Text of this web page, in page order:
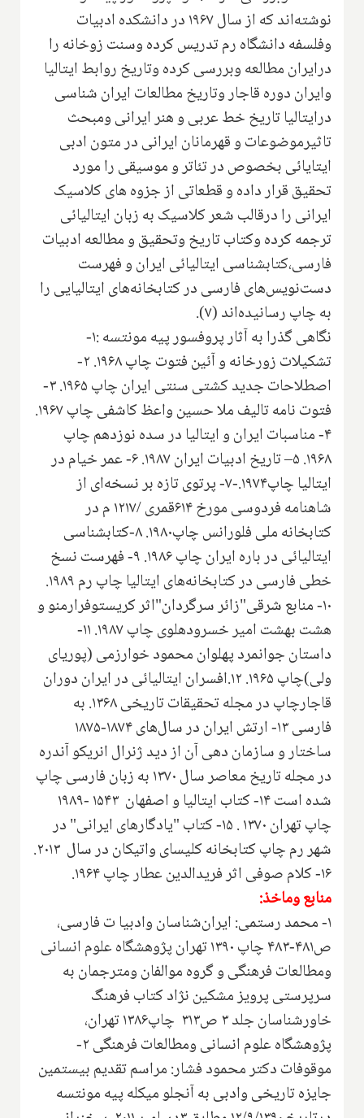
نوشته‌اند که از سال ۱۹۶۷ در دانشکده ادبیات
وفلسفه دانشگاه رم تدریس کرده وسنت زوخانه را
درایران مطالعه وبررسی کرده ‌وتاریخ روابط ایتالیا
وایران دوره قاجار وتاریخ مطالعات ایران شناسی
درایتالیا تاریخ خط عربی و هنر ایرانی‌ ومبحث
تاثیرموضوعات و قهرمانان ایرانی در متون ادبی
ایتایائی بخصوص در تئاتر و موسیقی را ‌مورد
تحقیق قرار داده و قطعاتی از جزوه های کلاسیک
ایرانی را درقالب شعر کلاسیک به زبان ایتالیائی‌
ترجمه کرده وکتاب تاریخ وتحقیق و مطالعه ادبیات
فارسی،کتابشناسی ایتالیائی ایران و فهرست
دست‌نویس‌های فارسی در کتابخانه‌های ایتالیایی را
به چاپ رسانیده‌اند (۷).
نگاهی گذرا به آثار پروفسور‌ پیه مونتسه :۱-
تشکیلات زورخانه و آئین فتوت چاپ ۱۹۶۸. ۲-
اصطلاحات جدید کشتی سنتی ایران چاپ ۱۹۶۵. ۳-
فتوت نامه‌ تالیف ملا حسین واعظ کاشفی چاپ ۱۹۶۷.
۴- مناسبات ایران و ایتالیا در سده نوزدهم چاپ
۱۹۶۸. ۵‌– تاریخ ادبیات ایران ۱۹۸۷. ۶- عمر خیام در
ایتالیا چاپ۱۹۷۴.-۷- پرتوی تازه بر نسخه‌ای از
شاهنامه فردوسی ‌مورخ ۶۱۴قمری /۱۲۱۷ م در
کتابخانه ملی فلورانس چاپ۱۹۸۰. ۸-کتابشناسی
ایتالیائی در باره ایران چاپ ۱۹۸۶. ۹- فهرست نسخ
خطی فارسی در کتابخانه‌های ایتالیا‌ چاپ رم ۱۹۸۹.
۱۰- منابع شرقی"زائر سرگردان"اثر کریستوفرارمنو و
هشت بهشت امیر خسرودهلوی چاپ ۱۹۸۷. ۱۱-
داستان جوانمرد پهلوان محمود خوارزمی (پوریای
ولی)چاپ ۱۹۶۵. ۱۲.افسران ایتالیائی در ایران ‌دوران
قاجارچاپ در مجله تحقیقات تاریخی ۱۳۶۸. به
فارسی ۱۳- ارتش ایران در سال‌های ۱۸۷۴-۱۸۷۵
ساختار و سازمان دهی آن‌ از دید ژنرال انریکو آندره‌
در مجله تاریخ معاصر سال ۱۳۷۰ به زبان فارسی‌ چاپ
شده است ۱۴- کتاب ایتالیا و اصفهان ۱۵۴۳ -۱۹۸۹
چاپ تهران ۱۳۷۰ . ۱۵- کتاب "یادگارهای ایرانی" در
شهر رم چاپ کتابخانه کلیسای واتیکان در سال ۲۰۱۳.
۱۶- کلام صوفی اثر فرید‌الدین عطار چاپ ۱۹۶۴.
منابع وماخذ:
۱- محمد رستمی‌: ایران‌شناسان وادبیا ت فارسی،
ص۴۸۱-۴۸۳ چاپ ۱۳۹۰ تهران پژوهشگاه علوم انسانی
ومطالعات فرهنگی و گروه موالفان ومترجمان به
سرپرستی پرویز مشکین نژاد کتاب فرهنگ
خاورشناسان جلد ۳ ص۳۱۳ چاپ۱۳۸۶ تهران،
پژوهشگاه علوم انسانی ومطالعات فرهنگی‌ ۲-
موقوفات دکتر محمود فشار‌: مراسم تقدیم بیستمین
جایزه تاریخی وادبی به آنجلو میکله پیه مونتسه